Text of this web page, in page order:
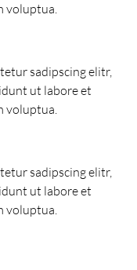
voluptua.
sadipscing elitr,
ut labore et
voluptua.
sadipscing elitr,
ut labore et
voluptua.